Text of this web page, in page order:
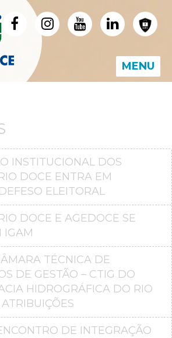
MENU
INSTITUCIONAL DOS
DOCE ENTRA EM
ELEITORAL
DOCE E AGEDOCE SE
IGAM
TÉCNICA DE
DE GESTÃO – CTIG DO
HIDROGRÁFICA DO RIO
DE INTEGRAÇÃO